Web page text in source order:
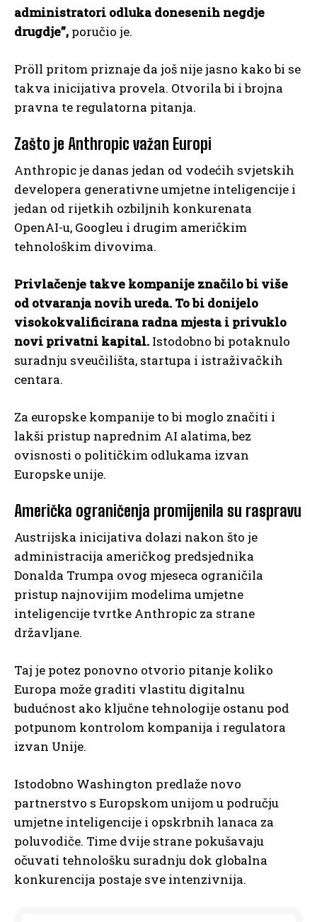
administratori odluka donesenih negdje
drugdje”, poručio je.
Pröll pritom priznaje da još nije jasno kako bi se
takva inicijativa provela. Otvorila bi i brojna
pravna te regulatorna pitanja.
Zašto je Anthropic važan Europi
Anthropic je danas jedan od vodećih svjetskih
developera generativne umjetne inteligencije i
jedan od rijetkih ozbiljnih konkurenata
OpenAI-u, Googleu i drugim američkim
tehnološkim divovima.
Privlačenje takve kompanije značilo bi više
od otvaranja novih ureda. To bi donijelo
visokokvalificirana radna mjesta i privuklo
novi privatni kapital. Istodobno bi potaknulo
suradnju sveučilišta, startupa i istraživačkih
centara.
Za europske kompanije to bi moglo značiti i
lakši pristup naprednim AI alatima, bez
ovisnosti o političkim odlukama izvan
Europske unije.
Američka ograničenja promijenila su raspravu
Austrijska inicijativa dolazi nakon što je
administracija američkog predsjednika
Donalda Trumpa ovog mjeseca ograničila
pristup najnovijim modelima umjetne
inteligencije tvrtke Anthropic za strane
državljane.
Taj je potez ponovno otvorio pitanje koliko
Europa može graditi vlastitu digitalnu
budućnost ako ključne tehnologije ostanu pod
potpunom kontrolom kompanija i regulatora
izvan Unije.
Istodobno Washington predlaže novo
partnerstvo s Europskom unijom u području
umjetne inteligencije i opskrbnih lanaca za
poluvodiče. Time dvije strane pokušavaju
očuvati tehnološku suradnju dok globalna
konkurencija postaje sve intenzivnija.